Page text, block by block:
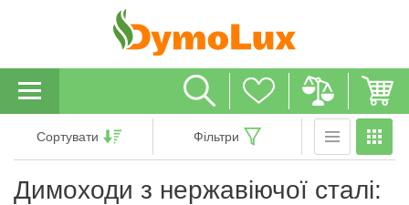
Димоходи з нержавіючої сталі:
Сортувати Фільтри